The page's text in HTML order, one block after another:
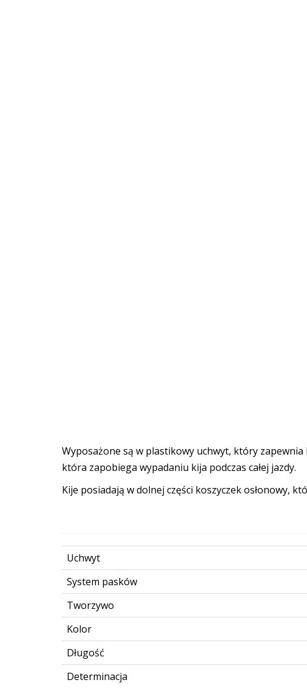
Wyposażone są w plastikowy uchwyt, który
która zapobiega wypadaniu kija podczas całej jazdy.
Kije posiadają w dolnej części koszyczek osłonowy,
Uchwyt
System pasków
Tworzywo
Kolor
Długość
Determinacja